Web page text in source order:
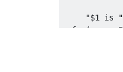
"$1 is "
for
( S